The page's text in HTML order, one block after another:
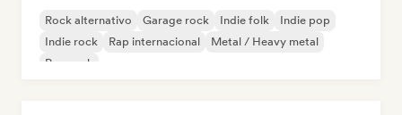
Rock alternativo Garage rock Indie folk
Indie pop
Indie rock
Rap internacional
Metal / Heavy metal
Pop rock